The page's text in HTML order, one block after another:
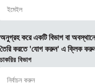
অনুগ্রহ করে একটি বিভাগ বা
তৈরি করতে 'যোগ করুন' এ ক্লিক
চাকরির বিভাগ